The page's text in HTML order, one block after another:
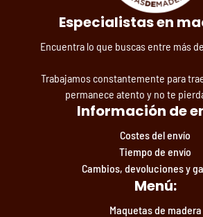
Especialistas en
Encuentra lo que buscas entre más
Trabajamos constantemente para
permanece atento y no te
Información de
Costes del envío
Tiempo de envío
Cambios, devoluciones y
Menú:
Maquetas de madera